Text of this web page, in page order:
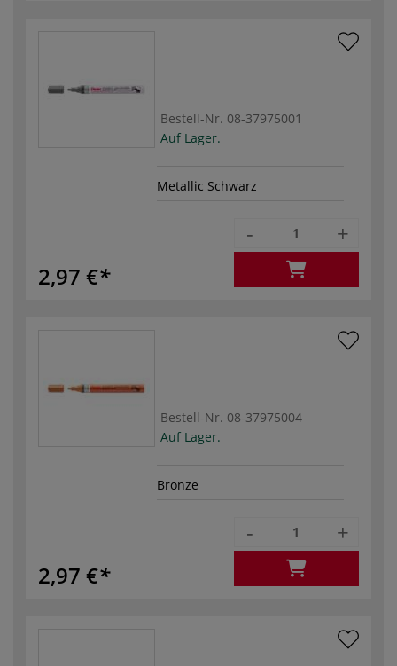
Bestell-Nr. 08-37975001
Auf Lager.
Metallic Schwarz
2,97 €
- +
Bestell-Nr. 08-37975004
Auf Lager.
Bronze
2,97 €
- +